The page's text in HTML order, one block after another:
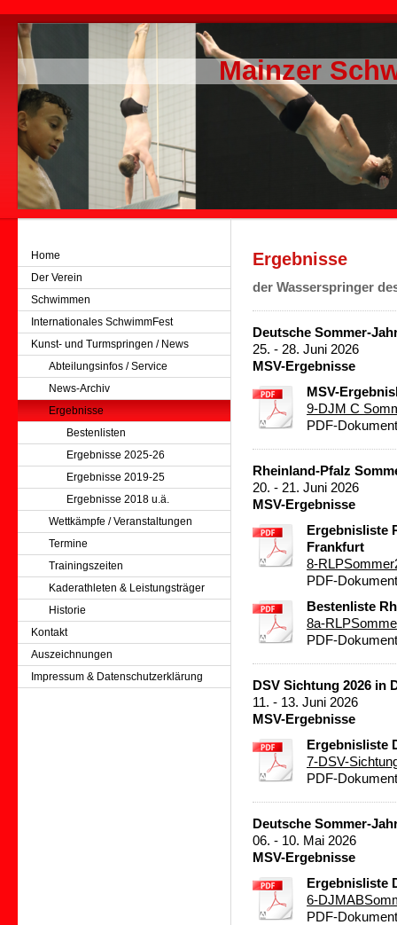
Mainzer
Home
Der Verein
Schwimmen
Internationales SchwimmFest
Kunst- und Turmspringen / News
Abteilungsinfos / Service
News-Archiv
Ergebnisse
Bestenlisten
Ergebnisse 2025-26
Ergebnisse 2019-25
Ergebnisse 2018 u.ä.
Wettkämpfe / Veranstaltungen
Termine
Trainingszeiten
Kaderathleten & Leistungsträger
Historie
Kontakt
Auszeichnungen
Impressum & Datenschutzerklärung
Ergebnisse
der Wasserspringer
Deutsche Sommer-
25. - 28. Juni 2026
MSV-Ergebnisse
MSV-
9-DJM C
PDF-
Rheinland-Pfalz
20. - 21. Juni 2026
MSV-Ergebnisse
Ergebnisliste
Frankfurt
8-
PDF-
Bestenliste
8a-
PDF-
DSV Sichtung 2026 in
11. - 13. Juni 2026
MSV-Ergebnisse
Ergebnisliste
7-DSV-
PDF-
Deutsche Sommer-
06. - 10. Mai 2026
MSV-Ergebnisse
Ergebnisliste
6-
PDF-